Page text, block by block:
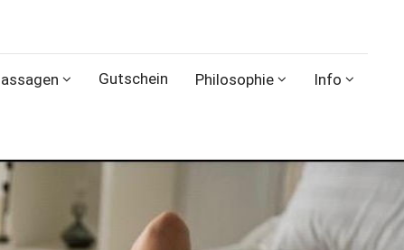
Gutschein Philosophie Info